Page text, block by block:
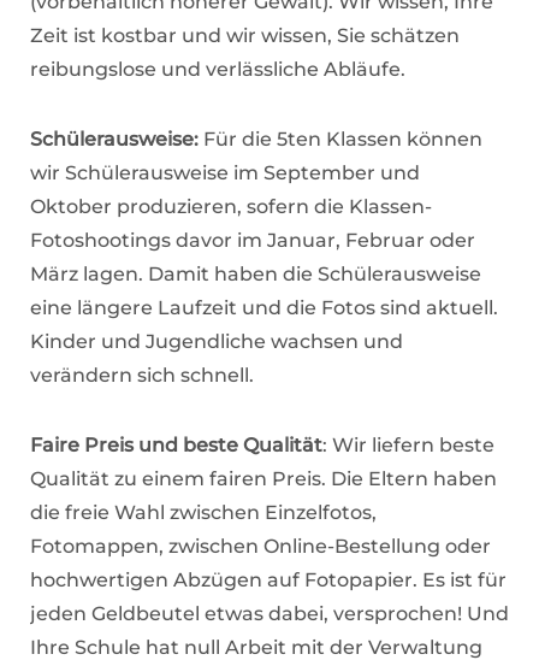
Zeit ist kostbar und wir wissen, Sie schätzen
reibungslose und verlässliche Abläufe.
Schülerausweise: Für die 5ten Klassen können
wir Schülerausweise im September und
Oktober produzieren, sofern die Klassen-
Fotoshootings davor im Januar, Februar oder
März lagen. Damit haben die Schülerausweise
eine längere Laufzeit und die Fotos sind aktuell.
Kinder und Jugendliche wachsen und
verändern sich schnell.
Faire Preis und beste Qualität: Wir liefern beste
Qualität zu einem fairen Preis. Die Eltern haben
die freie Wahl zwischen Einzelfotos,
Fotomappen, zwischen Online-Bestellung oder
hochwertigen Abzügen auf Fotopapier. Es ist für
jeden Geldbeutel etwas dabei, versprochen! Und
Ihre Schule hat null Arbeit mit der Verwaltung